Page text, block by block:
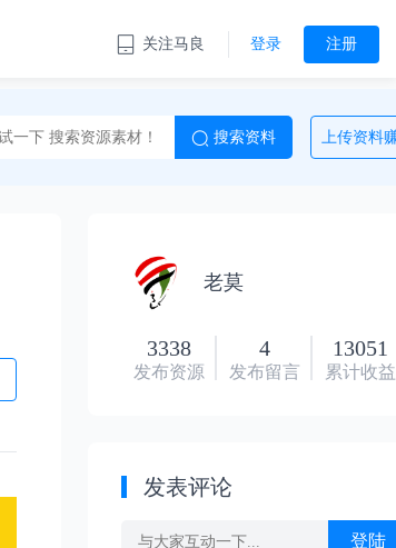
关注马良 登录 注册
老莫
3338
发布资源
4
发布留言
13051
累计收益
发表评论